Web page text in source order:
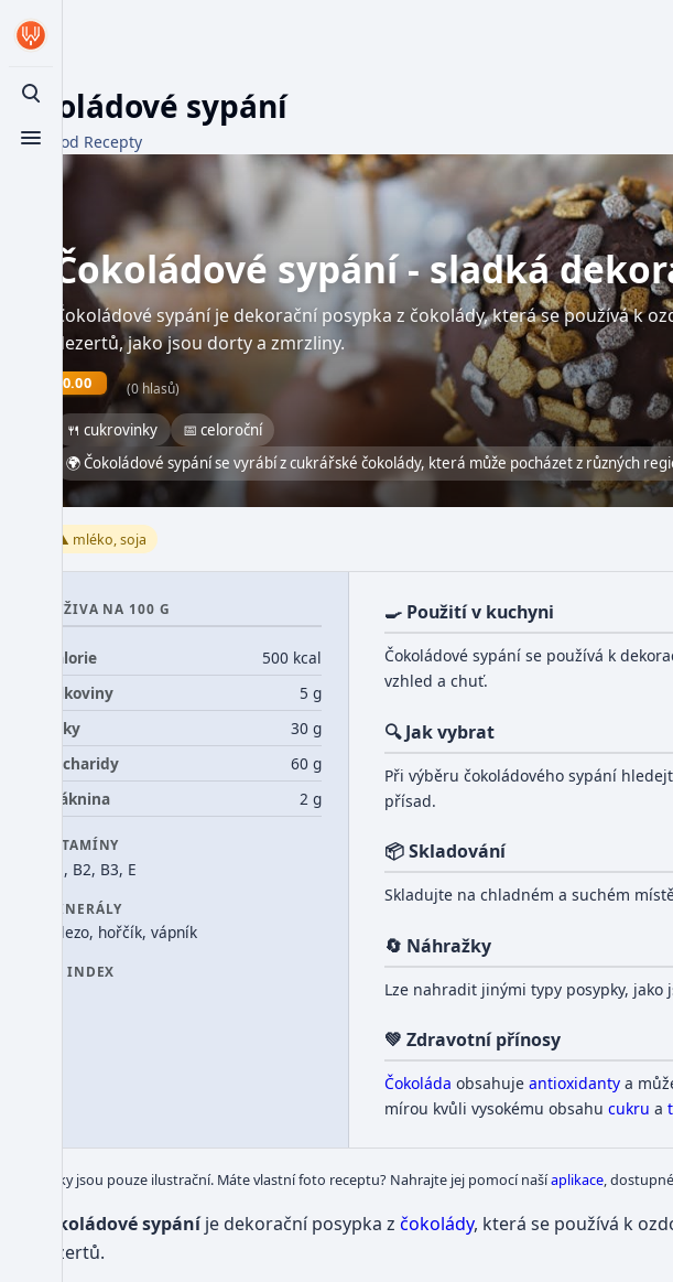
Toggle search
Toggle menu
Čokoládové sypání
Z WikiFood Recepty
Čokoládové sypání - sladká
Čokoládové sypání je dekorační posypka z čokolády, která se používá k
dezertů, jako jsou dorty a zmrzliny.
0.00 (0 hlasů)
🍴 cukrovinky
📅 celoroční
🌍 Čokoládové sypání se vyrábí z cukrářské čokolády, která může pocházet z různých
⚠️ mléko, soja
VÝŽIVA NA 100 G
Kalorie
500 kcal
Bílkoviny
5 g
Tuky
30 g
Sacharidy
60 g
Vláknina
2 g
VITAMÍNY
B1, B2, B3, E
MINERÁLY
železo, hořčík, vápník
GI INDEX
🍳 Použití v kuchyni
Čokoládové sypání se používá k
vzhled a chuť.
🔍 Jak vybrat
Při výběru čokoládového sypání
přísad.
📦 Skladování
Skladujte na chladném a suchém
🔄 Náhražky
Lze nahradit jinými typy posypky, jako
💚 Zdravotní přínosy
Čokoláda obsahuje antioxidantya
mírou kvůli vysokému obsahu cukru a
Obrázky jsou pouze ilustrační. Máte vlastní foto receptu? Nahrajte jej pomocí našíaplikace,
Čokoládové sypáníje dekorační posypka z čokolády, která se používá k
dezertů.